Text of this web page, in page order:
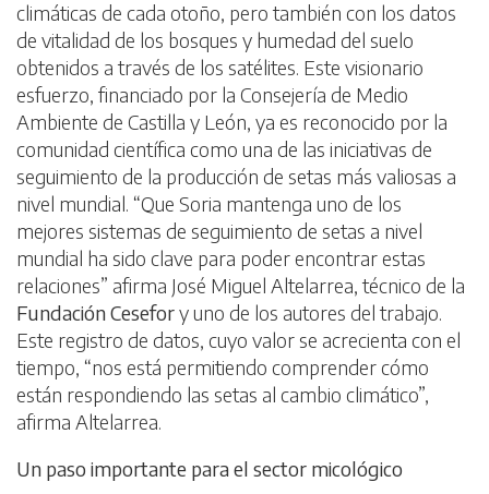
climáticas de cada otoño, pero también con los datos
de vitalidad de los bosques y humedad del suelo
obtenidos a través de los satélites. Este visionario
esfuerzo, financiado por la Consejería de Medio
Ambiente de Castilla y León, ya es reconocido por la
comunidad científica como una de las iniciativas de
seguimiento de la producción de setas más valiosas a
nivel mundial. “Que Soria mantenga uno de los
mejores sistemas de seguimiento de setas a nivel
mundial ha sido clave para poder encontrar estas
relaciones” afirma José Miguel Altelarrea, técnico de la
Fundación Cesefory uno de los autores del trabajo.
Este registro de datos, cuyo valor se acrecienta con el
tiempo, “nos está permitiendo comprender cómo
están respondiendo las setas al cambio climático”,
afirma Altelarrea.
Un paso importante para el sector micológico